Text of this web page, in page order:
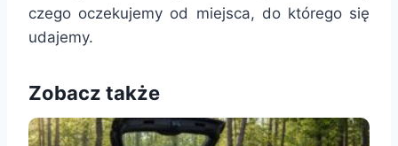
czego oczekujemy od miejsca, do którego się
udajemy.
Zobacz także